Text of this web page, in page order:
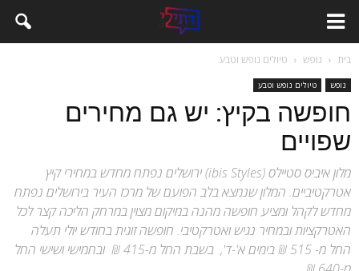
בית נופש טיולים נופש וטבע
נופש טיולים נופש וטבע
חופשה בקיץ: יש גם מחירים
שפויים
מלון איביס סטיילס (ibis Styles) ירושלים נפתח מחדש במחירי קיץ
אטרקטיביים. המלון שנמצא בלב הפועם של מרכז העיר בירושלים נפתח
מחדש לקהל ומציע חופשה מהנה במיקום מצוין במרחק הליכה קצר לכל
האטרקציות ובמחיר נגיש ואטרקטיבי. חופשה זוגית בחודש יולי תעלה
החל מ- 515 ₪ בימים א'-ד', בשבת החל מ-415 ₪ ובחמישי ושישי החל